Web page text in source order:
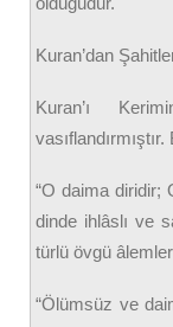
Kuran’dan
Kuran’ı
“O daima diridir;
dinde ihlâslı ve
türlü övgü
“Ölümsüz ve